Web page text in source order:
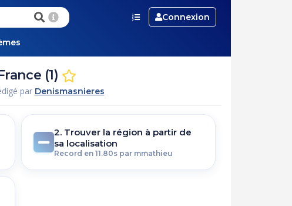
Connexion
(1)
par Denismasnieres
2. Trouver la région à partir de
sa localisation
Record en 11.80s par mmathieu